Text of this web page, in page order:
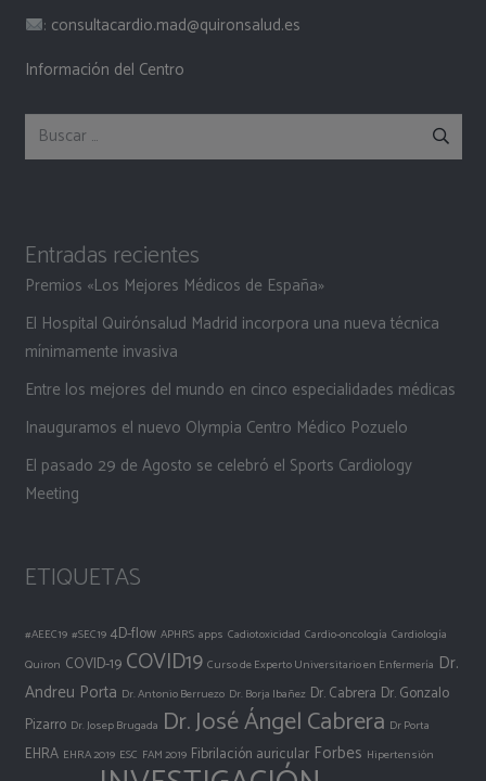
: consultacardio.mad@quironsalud.es
Información del Centro
Buscar:
Entradas recientes
Premios «Los Mejores Médicos de España»
El Hospital Quirónsalud Madrid incorpora una nueva técnica
mínimamente invasiva
Entre los mejores del mundo en cinco especialidades médicas
Inauguramos el nuevo Olympia Centro Médico Pozuelo
El pasado 29 de Agosto se celebró el Sports Cardiology
Meeting
ETIQUETAS
#AEEC19 #SEC19 4D-flow APHRS apps Cadiotoxicidad Cardio-oncología Cardiología
Quiron COVID-19 COVID19 Curso de Experto Universitario en Enfermería Dr.
Andreu Porta Dr. Antonio Berruezo Dr. Borja Ibañez Dr. Cabrera Dr. Gonzalo
Pizarro Dr. Josep Brugada Dr. José Ángel Cabrera Dr Porta
EHRA EHRA 2019 ESC FAM 2019 Fibrilación auricular Forbes Hipertensión